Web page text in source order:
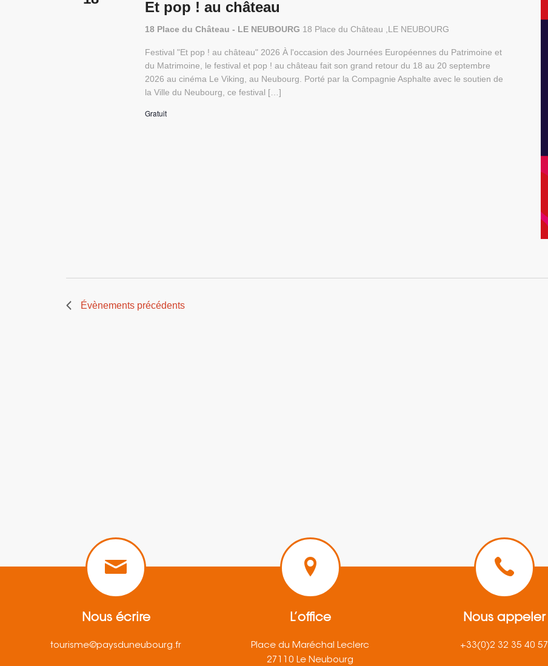
Et pop ! au château
18 Place du Château - LE NEUBOURG 18 Place du Château ,LE NEUBOURG
Festival "Et pop ! au château" 2026 À l'occasion des Journées Européennes du Patrimoine et
du Matrimoine, le festival et pop ! au château fait son grand retour du 18 au 20 septembre
2026 au cinéma Le Viking, au Neubourg. Porté par la Compagnie Asphalte avec le soutien de
la Ville du Neubourg, ce festival […]
Gratuit
Évènements précédents
Nous écrire
tourisme@paysduneubourg.fr
L’office
Place du Maréchal Leclerc
27110 Le Neubourg
Nous appeler
+33(0)2 32 35 40 57